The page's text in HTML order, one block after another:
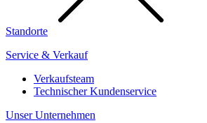
Standorte
Service & Verkauf
Verkaufsteam
Technischer Kundenservice
Unser Unternehmen